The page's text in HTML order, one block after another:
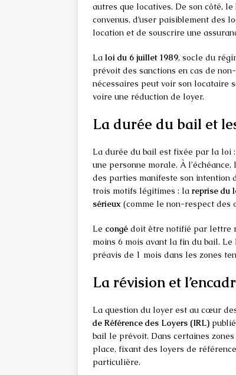
autres que locatives. De son côté, le
convenus, d’user paisiblement des
location et de souscrire une
La loi du 6 juillet 1989, socle du
prévoit des sanctions en cas de
nécessaires peut voir son locataire
voire une réduction de loyer.
La durée du bail et
La durée du bail est fixée par la loi
une personne morale. À
des parties manifeste son intention
trois motifs légitimes : la reprise du
sérieux (comme le non-respect des
Le congé doit être notifié par lettre
moins 6 mois avant la fin du bail.
préavis de 1 mois dans les zones
La révision et
La question du loyer est au cœur
de Référence des Loyers (IRL)
bail le prévoit. Dans certaines
place, fixant des loyers de
particulière.